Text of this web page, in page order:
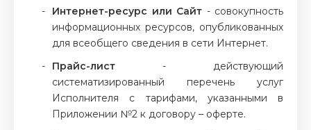
Интернет-ресурс или Сайт - совокупность
информационных ресурсов, опубликованных
для всеобщего сведения в сети Интернет.
Прайс-лист - действующий
систематизированный перечень услуг
Исполнителя с тарифами, указанными в
Приложении №2 к договору – оферте.